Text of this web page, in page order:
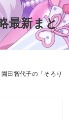
最新まと
田智代子の「そろり